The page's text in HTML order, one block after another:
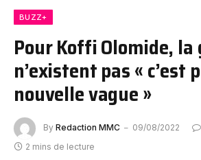
BUZZ+
Pour Koffi Olomide,
n’existent pas « c’est
nouvelle vague »
By Redaction MMC 09/08/2022
2 mins de lecture